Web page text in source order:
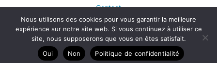
Contact
Plan du site
Mentions légales
Politique de confidentialité
Nous utilisons des cookies pour vous garantir la meilleure
expérience sur notre site web. Si vous continuez à utiliser ce
site, nous supposerons que vous en êtes satisfait.
Oui
Non Politique de confidentialité